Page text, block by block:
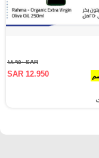
SAR ١٨.٩٥٠
SAR 12.950